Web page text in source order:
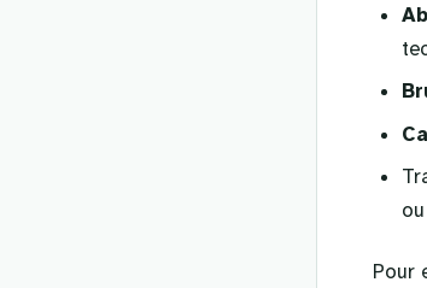
Pour